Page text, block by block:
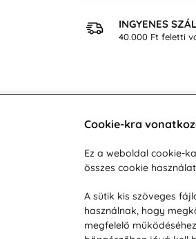
INGYENES
40.000 Ft feletti
Hétköznap 8:00-tól 16:00-
info@vohy.hu
Cookie-kra
Ez a weboldal cookie-
összes cookie
A sütik kis szöveges
használnak, hogy
megfelelő